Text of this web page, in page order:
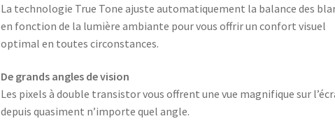
La technologie True Tone ajuste automatiquement la balance des
en fonction de la lumière ambiante pour vous offrir un confort visuel
optimal en toutes circonstances.
De grands angles de vision
Les pixels à double transistor vous offrent une vue magnifique sur
depuis quasiment n’importe quel angle.